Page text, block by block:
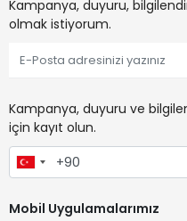
Kampanya, duyuru,
olmak istiyorum.
Kampanya, duyuru ve
için kayıt olun.
Mobil Uygulamalarımız